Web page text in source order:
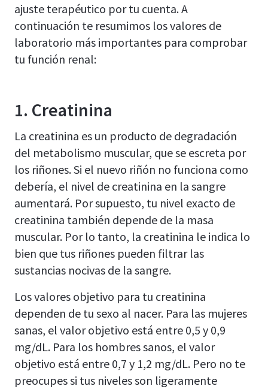
ajuste terapéutico por tu cuenta. A
continuación te resumimos los valores de
laboratorio más importantes para comprobar
tu función renal:
1. Creatinina
La creatinina es un producto de degradación
del metabolismo muscular, que se escreta por
los riñones. Si el nuevo riñón no funciona como
debería, el nivel de creatinina en la sangre
aumentará. Por supuesto, tu nivel exacto de
creatinina también depende de la masa
muscular. Por lo tanto, la creatinina le indica lo
bien que tus riñones pueden filtrar las
sustancias nocivas de la sangre.
Los valores objetivo para tu creatinina
dependen de tu sexo al nacer. Para las mujeres
sanas, el valor objetivo está entre 0,5 y 0,9
mg/dL. Para los hombres sanos, el valor
objetivo está entre 0,7 y 1,2 mg/dL. Pero no te
preocupes si tus niveles son ligeramente